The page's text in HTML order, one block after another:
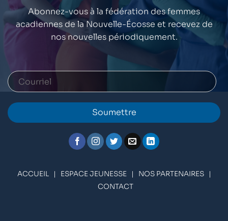
Abonnez-vous à la fédération des femmes
acadiennes de la Nouvelle-Écosse et recevez de
nos nouvelles périodiquement.
Soumettre
ACCUEIL| ESPACE JEUNESSE| NOS PARTENAIRES|
CONTACT